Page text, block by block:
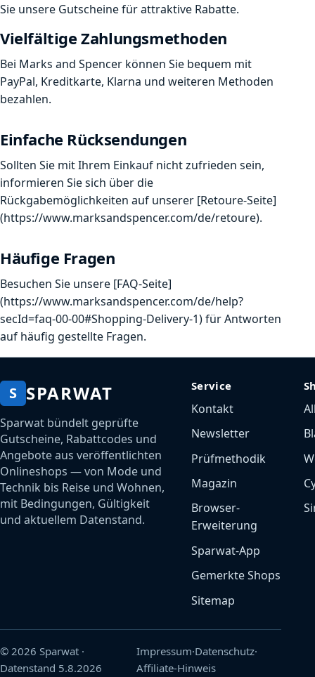
Sie unsere Gutscheine für attraktive Rabatte.
Vielfältige Zahlungsmethoden
Bei Marks and Spencer können Sie bequem mit
PayPal, Kreditkarte, Klarna und weiteren Methoden
bezahlen.
Einfache Rücksendungen
Sollten Sie mit Ihrem Einkauf nicht zufrieden sein,
informieren Sie sich über die
Rückgabemöglichkeiten auf unserer [Retoure-Seite]
(https://www.marksandspencer.com/de/retoure).
Häufige Fragen
Besuchen Sie unsere [FAQ-Seite]
(https://www.marksandspencer.com/de/help?
secId=faq-00-00#Shopping-Delivery-1) für Antworten
auf häufig gestellte Fragen.
S SPARWAT
Sparwat bündelt geprüfte
Gutscheine, Rabattcodes und
Angebote aus veröffentlichten
Onlineshops — von Mode und
Technik bis Reise und Wohnen,
mit Bedingungen, Gültigkeit
und aktuellem Datenstand.
Service
Kontakt
Newsletter
Prüfmethodik
Magazin
Browser-
Erweiterung
Sparwat-App
Gemerkte Shops
Sitemap
© 2026 Sparwat ·
Datenstand 5.8.2026
Impressum·Datenschutz·
Affiliate-Hinweis